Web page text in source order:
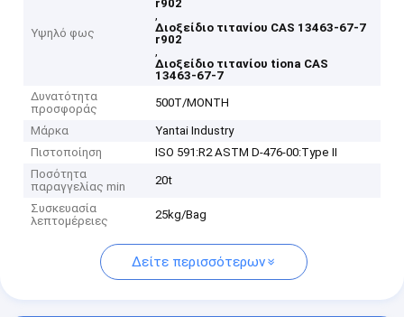
Υψηλό φως
r902
,
Διοξείδιο τιτανίου CAS 13463-67-7
r902
,
Διοξείδιο τιτανίου tiona CAS
13463-67-7
Δυνατότητα
προσφοράς
500T/MONTH
Μάρκα
Yantai Industry
Πιστοποίηση
ISO 591:R2 ASTM D-476-00:Type II
Ποσότητα
παραγγελίας min
20t
Συσκευασία
λεπτομέρειες
25kg/Bag
Δείτε περισσότερων